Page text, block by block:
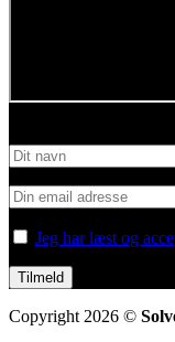
Jeg har læst og
Copyright 2026 ©